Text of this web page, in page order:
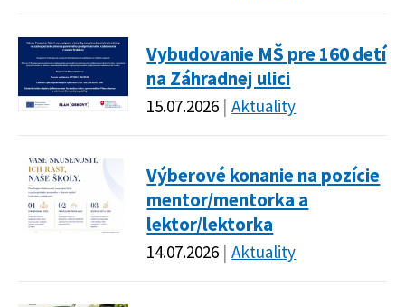
Vybudovanie MŠ pre 160 detí
na Záhradnej ulici
15.07.2026 Aktuality
Výberové konanie na pozície
mentor/mentorka a
lektor/lektorka
14.07.2026 Aktuality